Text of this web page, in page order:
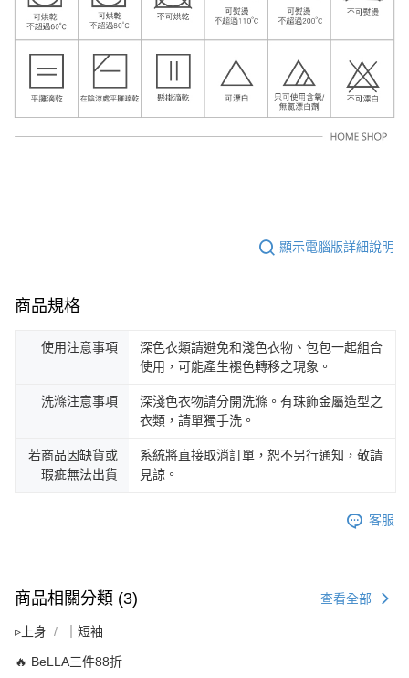
顯示電腦版詳細說明
商品規格
使用注意事項
深色衣類請避免和淺色衣物、包包一起組合
使用，可能產生褪色轉移之現象。
洗滌注意事項
深淺色衣物請分開洗滌。有珠飾金屬造型之
衣類，請單獨手洗。
若商品因缺貨或
瑕疵無法出貨
系統將直接取消訂單，恕不另行通知，敬請
見諒。
客服
商品相關分類 (3) 查看全部
▹上身 ｜短袖
🔥 BeLLA三件88折